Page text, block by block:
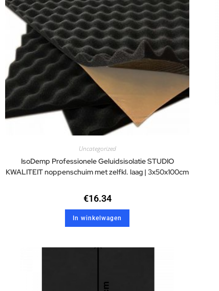
Uncategorized
IsoDemp Professionele Geluidsisolatie STUDIO
KWALITEIT noppenschuim met zelfkl. laag | 3x50x100cm
€16.34
In winkelwagen